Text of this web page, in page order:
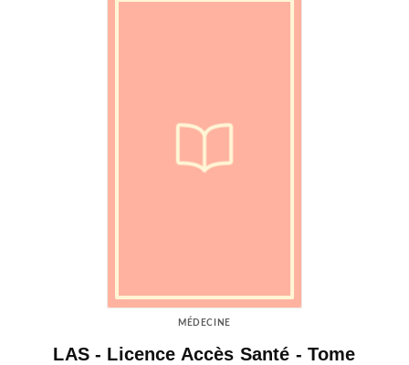
MÉDECINE
LAS - Licence Accès Santé - Tome